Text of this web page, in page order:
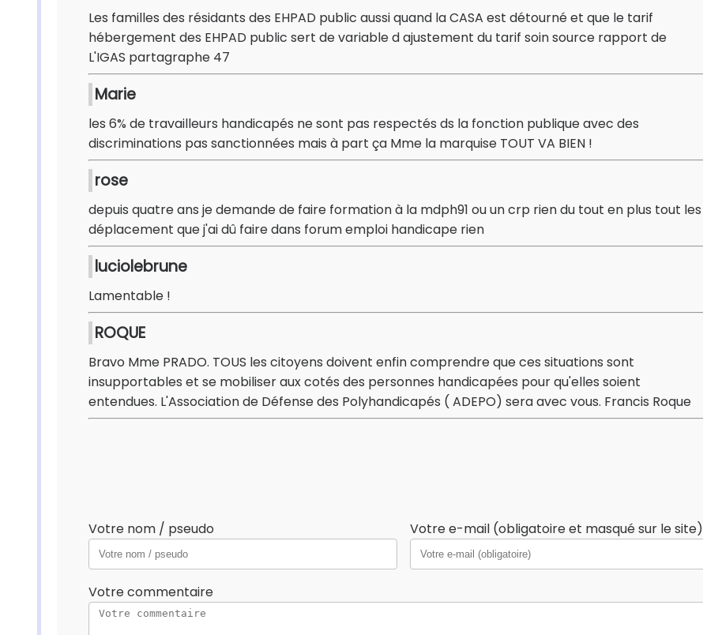
Les familles des résidants des EHPAD public aussi quand la CASA est détourné et que le tarif
hébergement des EHPAD public sert de variable d ajustement du tarif soin source rapport de
L'IGAS partagraphe 47
Marie
les 6% de travailleurs handicapés ne sont pas respectés ds la fonction publique avec des
discriminations pas sanctionnées mais à part ça Mme la marquise TOUT VA BIEN !
rose
depuis quatre ans je demande de faire formation à la mdph91 ou un crp rien du tout en plus tout les
déplacement que j'ai dû faire dans forum emploi handicape rien
luciolebrune
Lamentable !
ROQUE
Bravo Mme PRADO. TOUS les citoyens doivent enfin comprendre que ces situations sont
insupportables et se mobiliser aux cotés des personnes handicapées pour qu'elles soient
entendues. L'Association de Défense des Polyhandicapés ( ADEPO) sera avec vous. Francis Roque
Votre nom / pseudo Votre e-mail (obligatoire et masqué sur le site)
Votre commentaire